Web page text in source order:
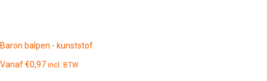
Baron balpen - kunststof
Vanaf€0,97 incl. BTW